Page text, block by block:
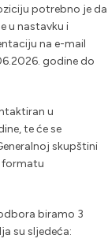
potrebno je da
u nastavku i
na e-mail
godine do
u
te će se
skupštini
formatu
biramo 3
su sljedeća: